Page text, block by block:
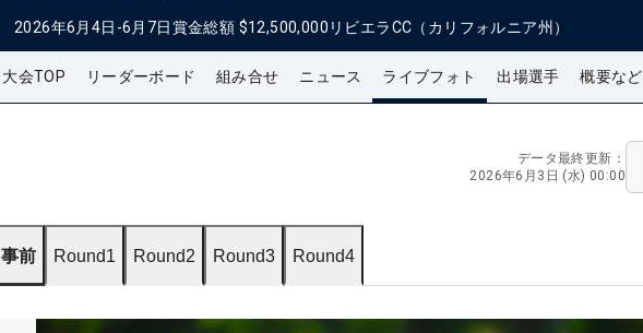
2026年6月4日-6月7日賞金総額 $12,500,000 リビエラCC（カリフォルニア州）
大会TOP リーダーボード 組み合せ ニュース ライブフォト 出場選手 概要など
データ最終更新：
2026年6月3日 (水) 00:00
事前 Round1 Round2 Round3 Round4